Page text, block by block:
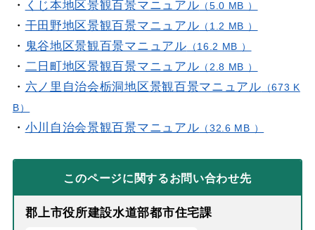
・ くじ本地区景観百景マニュアル （5.0 MB ）
・ 干田野地区景観百景マニュアル （1.2 MB ）
・ 鬼谷地区景観百景マニュアル （16.2 MB ）
・ 二日町地区景観百景マニュアル （2.8 MB ）
・ 六ノ里自治会栃洞地区景観百景マニュアル （673 K
B）
・ 小川自治会景観百景マニュアル （32.6 MB ）
このページに関するお問い合わせ先
郡上市役所建設水道部都市住宅課